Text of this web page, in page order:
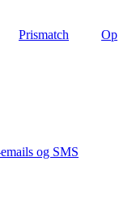
Prismatch
Op
og SMS